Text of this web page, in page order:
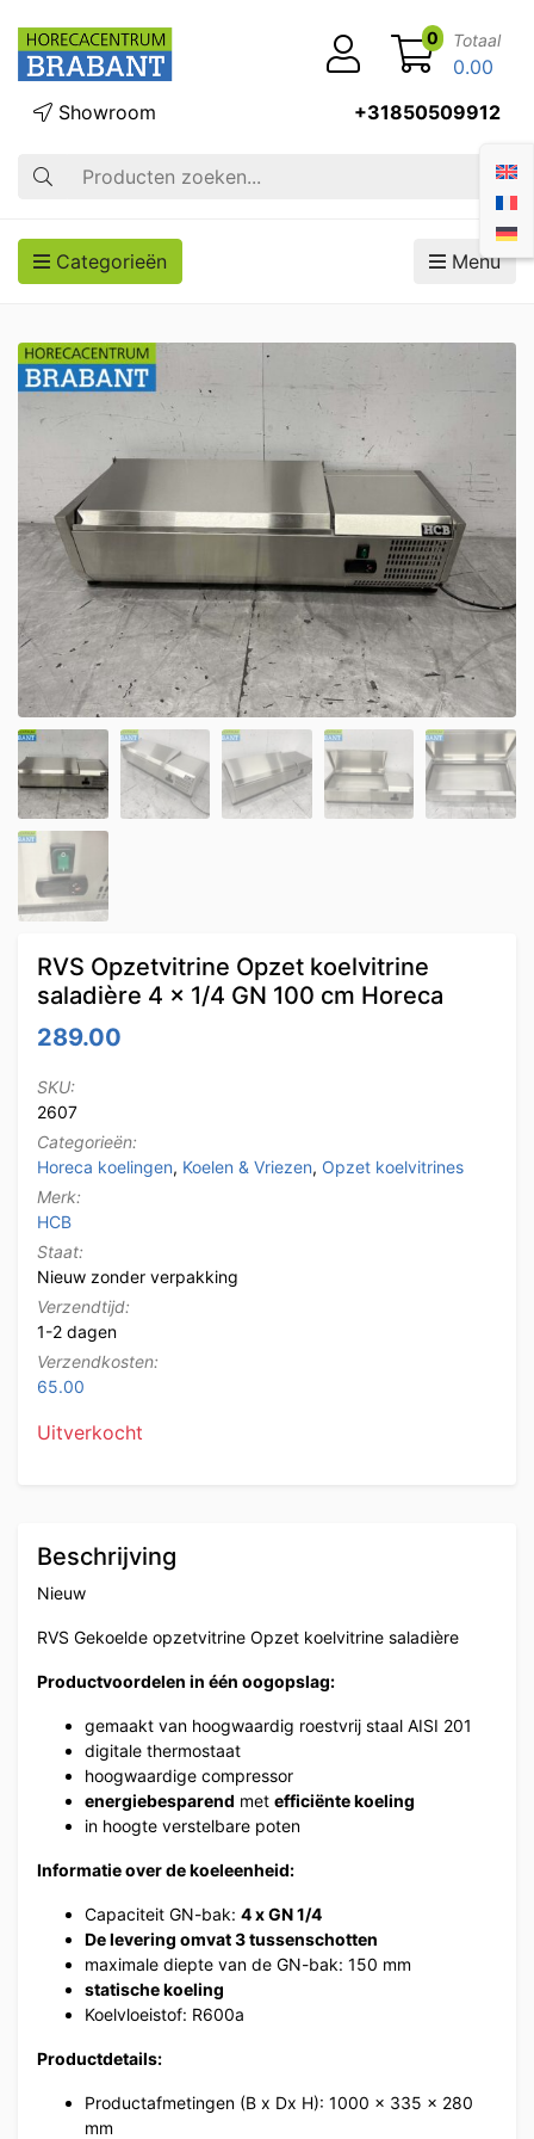
Zoek op
Showroom +31850509912
0 Totaal
0.00
Categorieën Menu
RVS Opzetvitrine Opzet koelvitrine
saladière 4 x 1/4 GN 100 cm Horeca
289.00
SKU:
2607
Categorieën:
Horeca koelingen, Koelen & Vriezen, Opzet koelvitrines
Merk:
HCB
Staat:
Nieuw zonder verpakking
Verzendtijd:
1-2 dagen
Verzendkosten:
65.00
Uitverkocht
Beschrijving
Nieuw
RVS Gekoelde opzetvitrine Opzet koelvitrine saladière
Productvoordelen in één oogopslag:
gemaakt van hoogwaardig roestvrij staal AISI 201
digitale thermostaat
hoogwaardige compressor
energiebesparend met efficiënte koeling
in hoogte verstelbare poten
Informatie over de koeleenheid:
Capaciteit GN-bak: 4 x GN 1/4
De levering omvat 3 tussenschotten
maximale diepte van de GN-bak: 150 mm
statische koeling
Koelvloeistof: R600a
Productdetails:
Productafmetingen (B x Dx H): 1000 x 335 x 280
mm